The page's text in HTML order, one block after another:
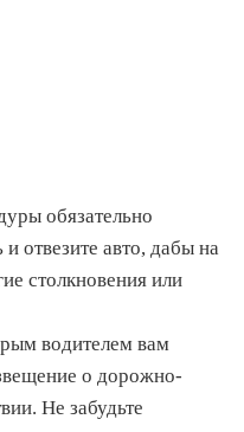
обязательно
отвезите авто, дабы на
столкновения или
водителем вам
о дорожно-
Не забудьте